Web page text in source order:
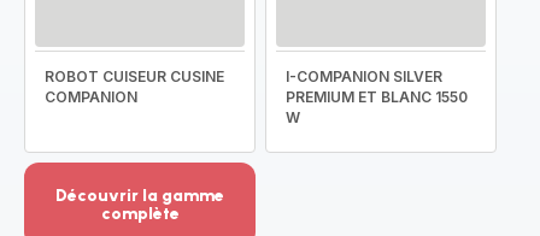
ROBOT CUISEUR CUSINE
COMPANION
I-COMPANION SILVER
PREMIUM ET BLANC 1550
W
Découvrir la gamme
complète